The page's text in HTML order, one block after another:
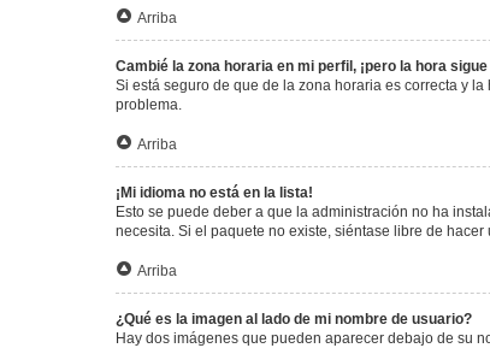
Arriba
Cambié la zona horaria en mi perfil, ¡pero la hora
Si está seguro de que de la zona horaria es correcta y
problema.
Arriba
¡Mi idioma no está en la lista!
Esto se puede deber a que la administración no ha
necesita. Si el paquete no existe, siéntase libre de
Arriba
¿Qué es la imagen al lado de mi nombre de usuario?
Hay dos imágenes que pueden aparecer debajo de su